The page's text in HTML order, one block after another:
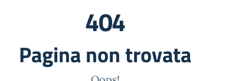
404
Pagina non trovata